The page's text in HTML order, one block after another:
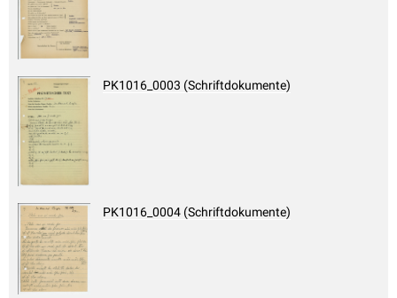
PK1016_0003 (Schriftdokumente)
PK1016_0004 (Schriftdokumente)